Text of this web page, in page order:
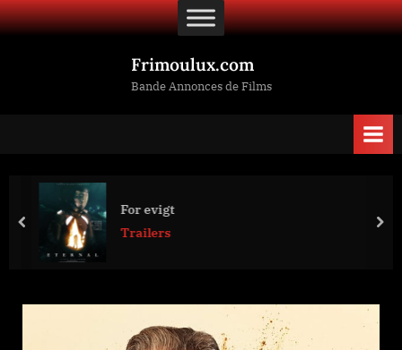
Skip
to
Frimoulux.com
Bande Annonces de Films
For evigt
Trailers
prev